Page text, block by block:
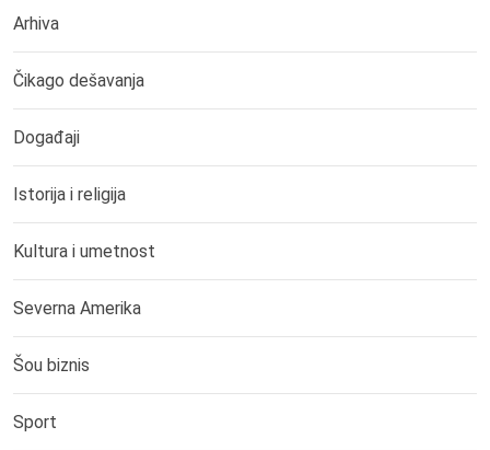
Arhiva
Čikago dešavanja
Događaji
Istorija i religija
Kultura i umetnost
Severna Amerika
Šou biznis
Sport